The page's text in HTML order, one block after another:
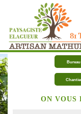
Bureau
ON VOUS